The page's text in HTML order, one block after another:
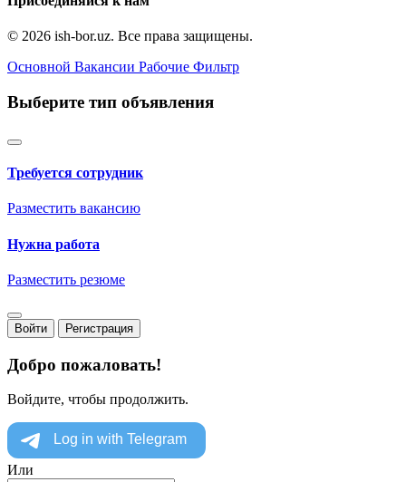
© 2026 ish-bor.uz. Все права защищены.
Основной Вакансии Рабочие Фильтр
Выберите тип объявления
Требуется сотрудник
Разместить вакансию
Нужна работа
Разместить резюме
Войти Регистрация
Добро пожаловать!
Войдите, чтобы продолжить.
Или